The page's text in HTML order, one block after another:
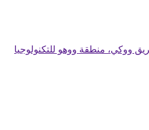
طريق ووكي، منطقة ووهو للتكنولوجيا